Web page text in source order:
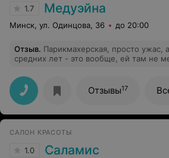
1.7 Медуэйна
Минск, ул. Одинцова, 36 до 20:00
Отзыв. Парикмахерская, просто ужас,
средних лет - это вообще, ей там не
Никому не советую.
Отзывы17
САЛОН КРАСОТЫ
1.0 Саламис